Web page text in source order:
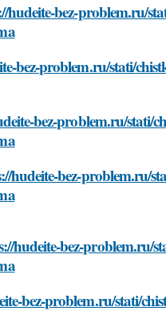
bez-problem.ru/
bez-problem.ru/stati/
bez-problem.ru/
hudeite-bez-problem.ru/
hudeite-bez-problem.ru/
bez-problem.ru/stati/